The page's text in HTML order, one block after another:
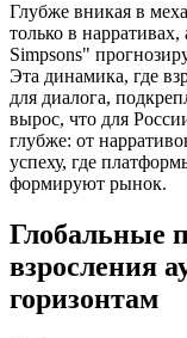
Глубже вникая в
только в
Simpsons"
Эта динамика, где
для диалога,
вырос, что для
глубже: от
успеху, где
формируют рынок.
Глобальные
взросления
горизонтам